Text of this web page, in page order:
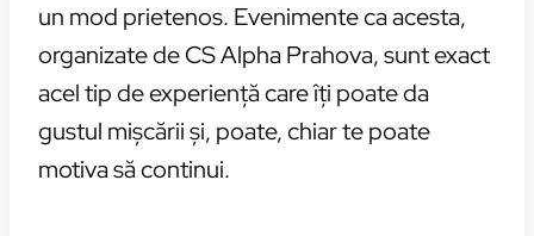
un mod prietenos. Evenimente ca acesta,
organizate de CS Alpha Prahova, sunt exact
acel tip de experiență care îți poate da
gustul mișcării și, poate, chiar te poate
motiva să continui.